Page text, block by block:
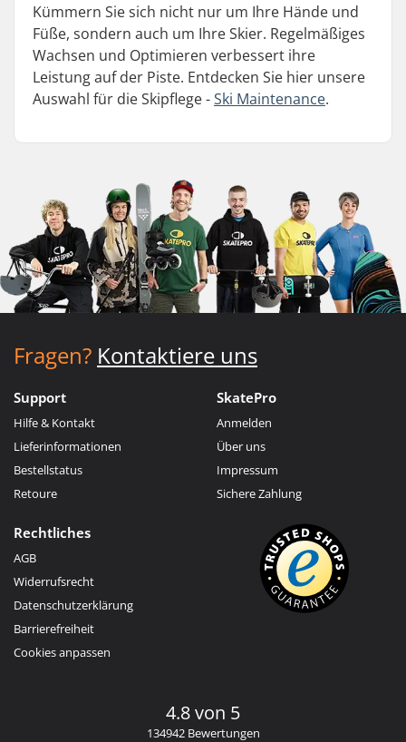
Kümmern Sie sich nicht nur um Ihre Hände und
Füße, sondern auch um Ihre Skier. Regelmäßiges
Wachsen und Optimieren verbessert ihre
Leistung auf der Piste. Entdecken Sie hier unsere
Auswahl für die Skipflege -Ski Maintenance.
Fragen? Kontaktiere uns
Support
Hilfe & Kontakt
Lieferinformationen
Bestellstatus
Retoure
SkatePro
Anmelden
Über uns
Impressum
Sichere Zahlung
Rechtliches
AGB
Widerrufsrecht
Datenschutzerklärung
Barrierefreiheit
Cookies anpassen
4.8 von 5
134942 Bewertungen